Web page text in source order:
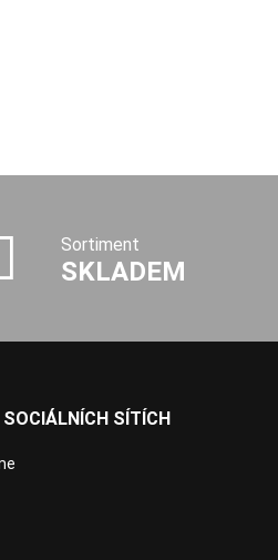
Sortiment
SKLADEM
SÍTÍCH